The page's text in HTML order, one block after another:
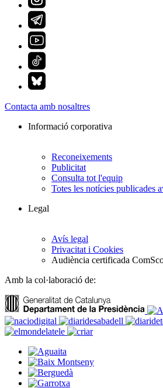
Contacta amb nosaltres
Informació corporativa
Reconeixements
Publicitat
Consulta tot l'equip
Totes les notícies publicades
Legal
Avís legal
Privacitat i Cookies
Audiència certificada
Amb la col·laboració de: